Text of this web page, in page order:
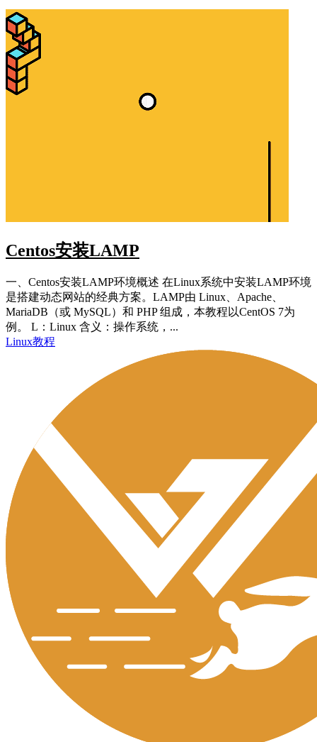
Centos安装LAMP
一、Centos安装LAMP环境概述 在Linux系统中安装LAMP环境
是搭建动态网站的经典方案。LAMP由 Linux、Apache、
MariaDB（或 MySQL）和 PHP 组成，本教程以CentOS 7为
例。 L：Linux 含义：操作系统，...
Linux教程